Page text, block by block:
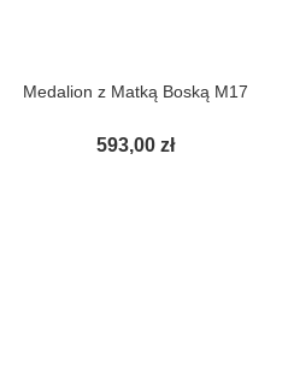
Medalion z Matką Boską M17
593,00 zł